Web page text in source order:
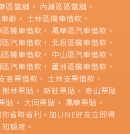
區當舖 ， 內湖區區當舖 ，
齡 ， 士林區機車借款 ，
區機車借款 ， 萬華區汽車借款 ，
區汽車借款 ， 北投區機車借款 ，
區機車借款 ， 中山區汽車借款 ，
區汽車借款 ， 蘆洲區機車借款 ，
客票借款 ， 士林支票借款 ，
樹林票貼 ，新莊票貼 ，泰山票貼
貼 ， 大同票貼 ， 萬華票貼 ，
你省時省利。加LINE好友立即得
知額度。